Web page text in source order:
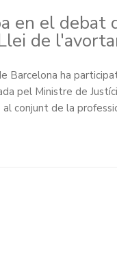
en el debat
de
Barcelona ha
pel Ministre de
conjunt de la